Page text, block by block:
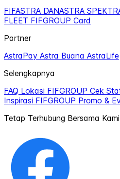
FIFASTRA DANASTRA
FLEET FIFGROUP Card
Partner
AstraPay Astra Buana AstraLife
Selengkapnya
FAQ Lokasi FIFGROUP Cek
Inspirasi FIFGROUP Promo &
Tetap Terhubung Bersama Kami